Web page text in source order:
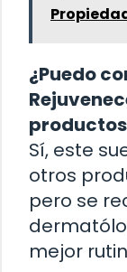
¿Puedo
Sí, este
otros
pero se
mejor